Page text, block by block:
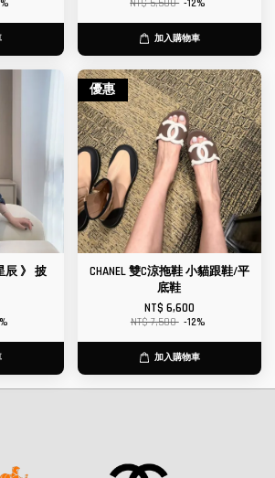
NT$ 5,500 -12%
加入購物車
辰 》 披
優惠
CHANEL 雙C涼拖鞋 小貓跟鞋/平
底鞋
NT$ 6,600
NT$ 7,500 -12%
加入購物車